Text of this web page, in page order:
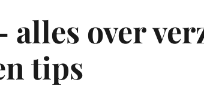
over
tips